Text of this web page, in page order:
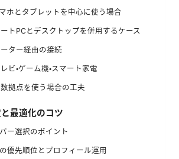
ホとタブレットを中心に使う場合
トPCとデスクトップを併用するケース
ター経由の接続
ビ・ゲーム機・スマート家電
拠点を使う場合の工夫
最適化のコツ
ー選択のポイント
優先順位とプロフィール運用